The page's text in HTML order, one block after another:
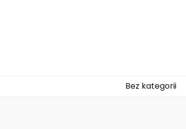
Bez kategorii